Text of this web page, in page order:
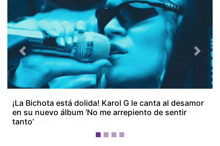
¡La Bichota está dolida! Karol G le canta al desamor
en su nuevo álbum ‘No me arrepiento de sentir
tanto’
Previous Next